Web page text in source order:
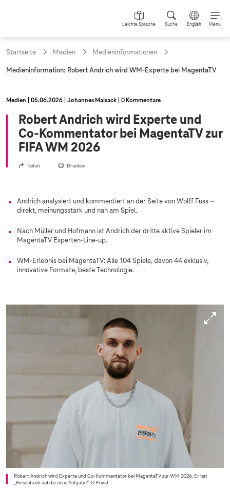
Leichte Sprache Suche English Menü
Startseite Medien Medieninformationen
a
u
l
Medieninformation: Robert Andrich wird WM-Experte bei MagentaTV
Medien 05.06.2026 Johannes Maisack 0 Kommentare
Robert Andrich wird Experte und
Co-Kommentator bei MagentaTV zur
FIFA WM 2026
Teilen Drucken
Andrich analysiert und kommentiert an der Seite von Wolff Fuss –
direkt, meinungsstark und nah am Spiel.
Nach Müller und Hofmann ist Andrich der dritte aktive Spieler im
MagentaTV Experten-Line-up.
WM-Erlebnis bei MagentaTV: Alle 104 Spiele, davon 44 exklusiv,
innovative Formate, beste Technologie.
Robert Andrich wird Experte und Co-Kommentator bei MagentaTV zur WM 2026. Er hat
„Riesenbock auf die neue Aufgabe“.© Privat